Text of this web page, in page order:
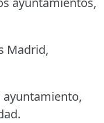
Madrid,
ayuntamiento,